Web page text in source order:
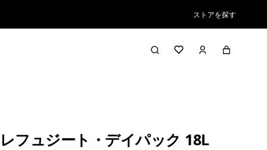
ストアを探す
フュジート・デイパック 18L